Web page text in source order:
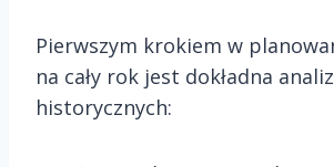
Pierwszym krokiem w
na cały rok jest dokładna
historycznych: